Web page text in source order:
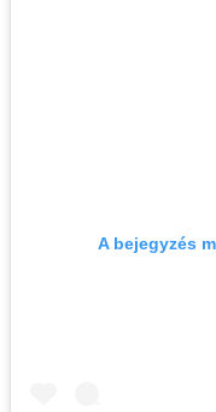
A bejegyzés